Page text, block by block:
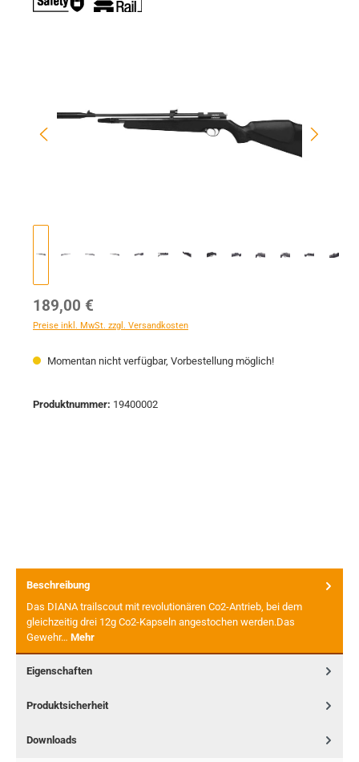
Regulärer Preis:
189,00 €
Preise inkl. MwSt. zzgl. Versandkosten
Momentan nicht verfügbar, Vorbestellung möglich!
Produktnummer: 19400002
Beschreibung
Das DIANA trailscout mit revolutionären Co2-Antrieb, bei dem
gleichzeitig drei 12g Co2-Kapseln angestochen werden.Das
Gewehr… Mehr
Eigenschaften
Produktsicherheit
Downloads